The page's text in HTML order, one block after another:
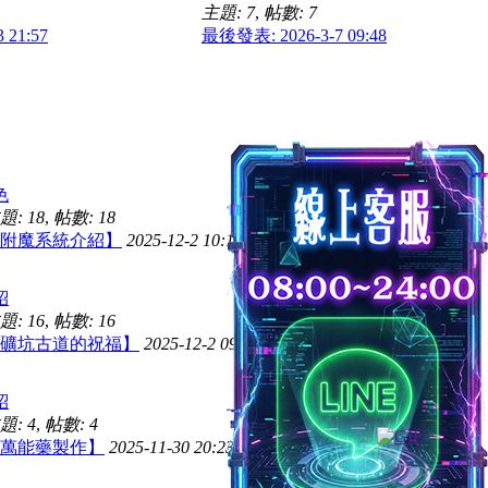
21:57
主題: 7, 帖數: 7
最後發表: 2026-3-7 09:48
: 18, 帖數: 18
魔系統介紹】
2025-12-2 10:13 admin
: 16, 帖數: 16
坑古道的祝福】
2025-12-2 09:06admin
: 4, 帖數: 4
能藥製作】
2025-11-30 20:23admin